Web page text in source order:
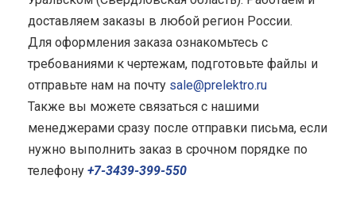
доставляем заказы в любой регион России.
Для оформления заказа ознакомьтесь с
требованиями к чертежам, подготовьте файлы и
отправьте нам на почту sale@prelektro.ru
Также вы можете связаться с нашими
менеджерами сразу после отправки письма, если
нужно выполнить заказ в срочном порядке по
телефону +7-3439-399-550